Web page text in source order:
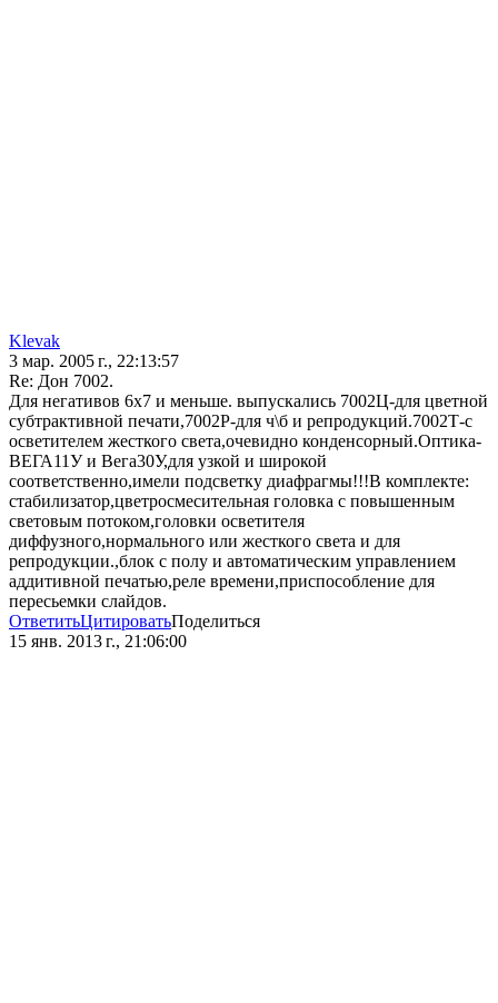
Klevak
3 мар. 2005 г., 22:13:57
Re: Дон 7002.
Для негативов 6х7 и меньше. выпускались 7002Ц-для цветной
субтрактивной печати,7002Р-для ч\б и репродукций.7002Т-с
осветителем жесткого света,очевидно конденсорный.Оптика-
ВЕГА11У и Вега30У,для узкой и широкой
соответственно,имели подсветку диафрагмы!!!В комплекте:
стабилизатор,цветросмесительная головка с повышенным
световым потоком,головки осветителя
диффузного,нормального или жесткого света и для
репродукции.,блок с полу и автоматическим управлением
аддитивной печатью,реле времени,приспособление для
пересьемки слайдов.
ОтветитьЦитироватьПоделиться
15 янв. 2013 г., 21:06:00